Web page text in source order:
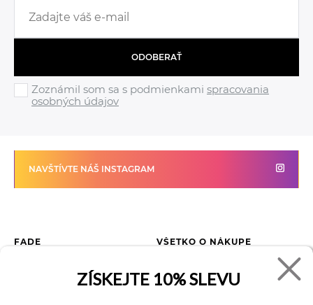
ODOBERAŤ
Zoznámil som sa s podmienkami spracovania
osobných údajov
NAVŠTÍVTE NÁŠ INSTAGRAM
FADE
VŠETKO O NÁKUPE
Ako reklamovať tovar
ZÍSKEJTE 10% SLEVU